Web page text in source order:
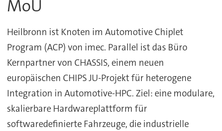
MoU
Heilbronn ist Knoten im Automotive Chiplet
Program (ACP) von imec. Parallel ist das Büro
Kernpartner von CHASSIS, einem neuen
europäischen CHIPS JU-Projekt für heterogene
Integration in Automotive-HPC. Ziel: eine modulare,
skalierbare Hardwareplattform für
softwaredefinierte Fahrzeuge, die industrielle